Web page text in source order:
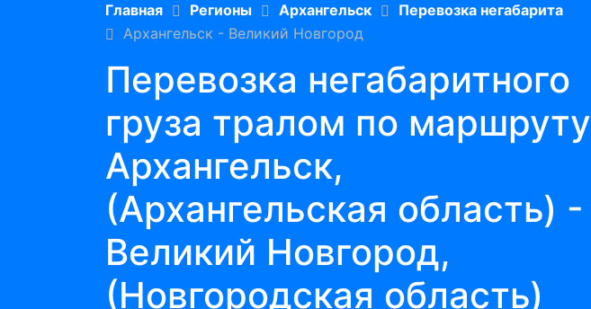
Главная Регионы Архангельск
Перевозка негабарита
Архангельск - Великий Новгород
Перевозка негабаритного
груза тралом по маршруту
Архангельск,
(Архангельская область) -
Великий Новгород,
(Новгородская область)